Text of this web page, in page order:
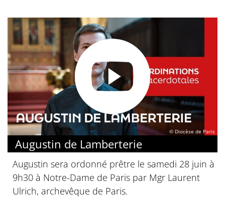
© Diocèse de Paris
Augustin de Lamberterie
Augustin sera ordonné prêtre le samedi 28 juin à
9h30 à Notre-Dame de Paris par Mgr Laurent
Ulrich, archevêque de Paris.